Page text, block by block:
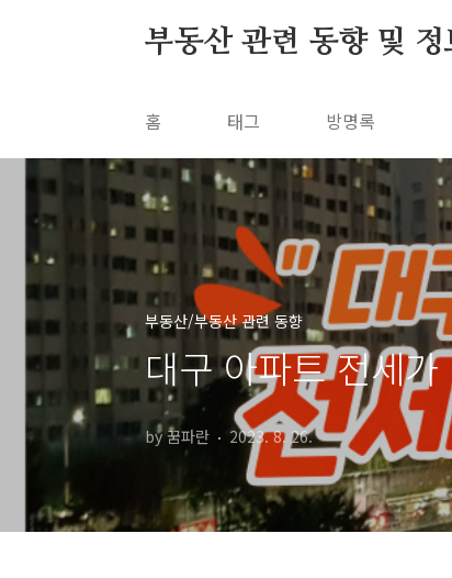
부동산 관련 동향 및 정
홈 태그 방명록
부동산/부동산 관련 동향
대구 아파트 전세
by 꿈파란 2023. 8. 26.